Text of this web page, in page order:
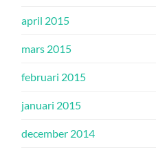
april 2015
mars 2015
februari 2015
januari 2015
december 2014